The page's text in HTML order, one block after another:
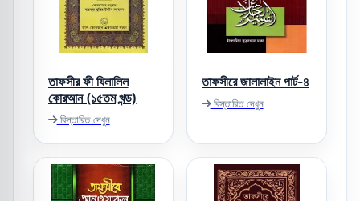
তাফসীর ফী যিলালিল
কোরআন (১৫তম খন্ড)
বিস্তারিত দেখুন
তাফসীরে জালালাইন পার্ট-৪
বিস্তারিত দেখুন